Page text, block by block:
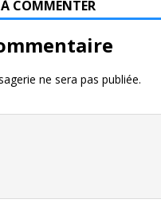
À COMMENTER
ne sera pas publiée.